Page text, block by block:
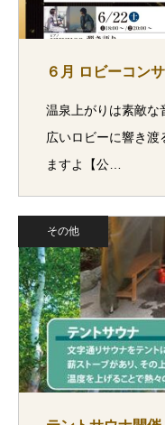
６月 ロビーコン
温泉上がりは素敵な
広いロビーに響き渡
ますよ【公…
その他